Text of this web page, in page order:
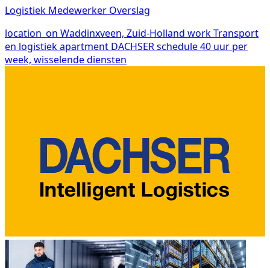
Logistiek Medewerker Overslag
location_on Waddinxveen, Zuid-Holland workTransport
en logistiekapartment DACHSERschedule40 uur per
week, wisselende diensten